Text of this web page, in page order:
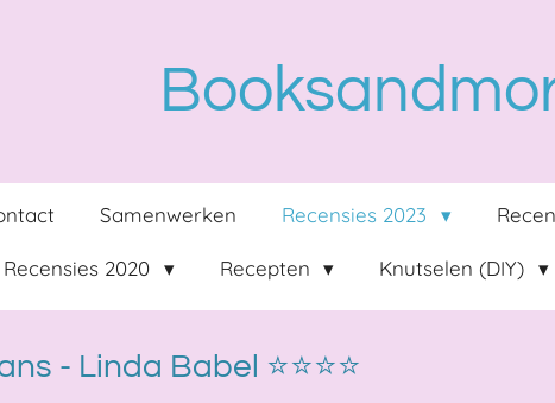
Samenwerken Recensies 2023
Recensies 2020 Recepten Knutselen (DIY)
- Linda Babel ⭐⭐⭐⭐